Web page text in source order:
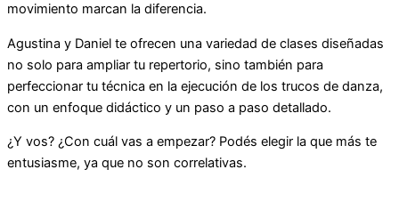
movimiento marcan la diferencia.
Agustina y Daniel te ofrecen una variedad de clases diseñadas
no solo para ampliar tu repertorio, sino también para
perfeccionar tu técnica en la ejecución de los trucos de danza,
con un enfoque didáctico y un paso a paso detallado.
¿Y vos? ¿Con cuál vas a empezar? Podés elegir la que más te
entusiasme, ya que no son correlativas.